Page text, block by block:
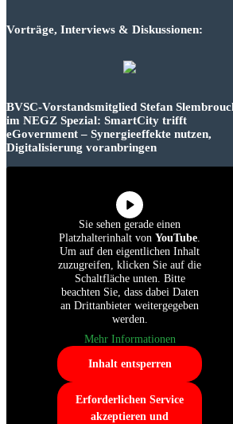
Vorträge, Interviews & Diskussionen:
BVSC-Vorstandsmitglied Stefan
im NEGZ Spezial: SmartCity trifft
eGovernment – Synergieeffekte nutzen,
Digitalisierung voranbringen
Sie sehen gerade einen
Platzhalterinhalt von YouTube.
Um auf den eigentlichen Inhalt
zuzugreifen, klicken Sie auf die
Schaltfläche unten. Bitte
beachten Sie, dass dabei Daten
an Drittanbieter weitergegeben
werden.
Mehr Informationen
Inhalt entsperren
Erforderlichen Service
akzeptieren und